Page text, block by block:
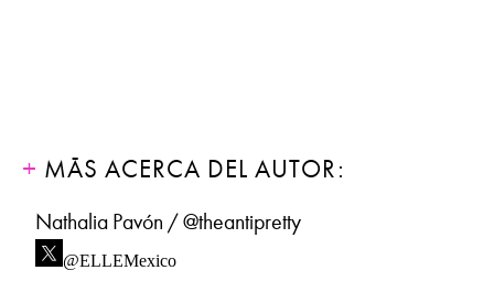
MÁS ACERCA DEL AUTOR:
Nathalia Pavón / @theantipretty
@ELLEMexico